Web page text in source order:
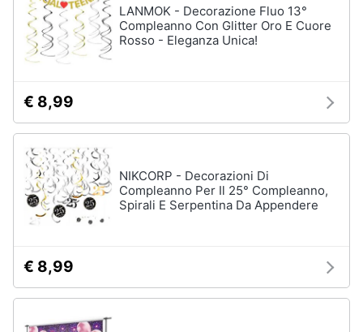
Vedi
tutti
Carnevale
Maschera
per
travestimenti
Costumi
carnevale
Unghie
Parrucche
LANMOK - Decorazione Fluo 13°
Compleanno Con Glitter Oro E Cuore
Rosso - Eleganza Unica!
€ 8,99
NIKCORP - Decorazioni Di
Compleanno Per Il 25° Compleanno,
Spirali E Serpentina Da Appendere
€ 8,99